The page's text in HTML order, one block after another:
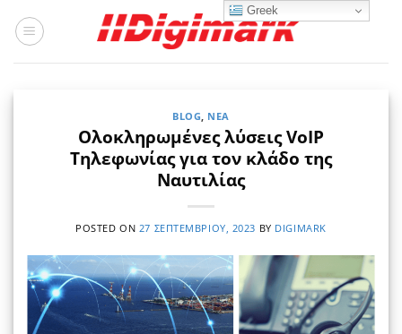
στο
BLOG, ΝΈΑ
Ολοκληρωμένες λύσεις VoIP
Τηλεφωνίας για τον κλάδο της
Ναυτιλίας
POSTED ON 27 ΣΕΠΤΕΜΒΡΊΟΥ, 2023 BY DIGIMARK
Greek